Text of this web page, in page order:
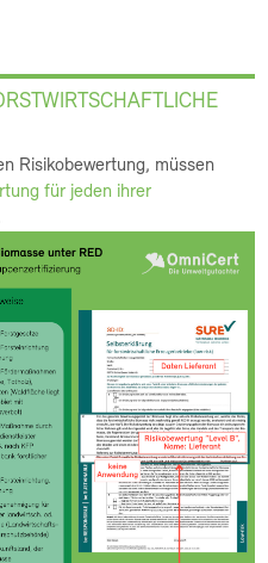
Risikobewertung, müssen
für jeden ihrer